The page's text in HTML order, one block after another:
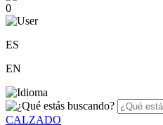
0
ES
EN
CALZADO